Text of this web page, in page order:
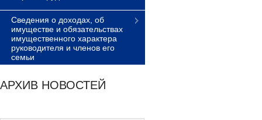
Сведения о доходах, об
имуществе и обязательствах
имущественного характера
руководителя и членов его
семьи
АРХИВ НОВОСТЕЙ